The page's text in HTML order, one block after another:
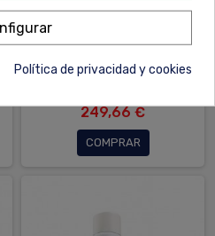
AUTOGLYM CHAMPU
25L
249,66 €
COMPRAR
Política de privacidad y cookies